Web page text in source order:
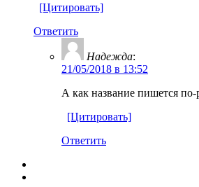
[Цитировать]
Ответить
Надежда:
21/05/2018 в 13:52
А как название пишется по-
[Цитировать]
Ответить